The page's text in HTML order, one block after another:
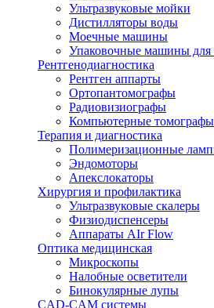
Ультразвуковые мойки
Дистилляторы воды
Моечные машины
Упаковочные машины для
Рентгенодиагностика
Рентген аппарты
Ортопантомографы
Радиовизиографы
Компьютерные
Терапия и диагностика
Полимеризационные
Эндомоторы
Апекслокаторы
Хирургия и профилактика
Ультразвуковые скалеры
Физиодиспенсеры
Аппараты AIr Flow
Оптика медицинская
Микроскопы
Налобные осветители
Бинокулярные лупы
CAD-CAM системы